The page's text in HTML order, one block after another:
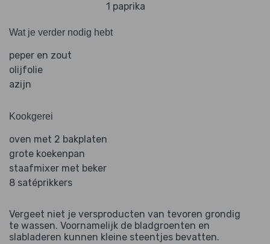
1 paprika
Wat je verder nodig hebt
peper en zout
olijfolie
azijn
Kookgerei
oven met 2 bakplaten
grote koekenpan
staafmixer met beker
8 satéprikkers
Vergeet niet je versproducten van tevoren grondig
te wassen. Voornamelijk de bladgroenten en
slabladeren kunnen kleine steentjes bevatten.